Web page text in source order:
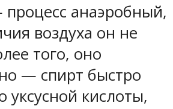
анаэробный,
воздуха он не
того, оно
— спирт быстро
уксусной кислоты,